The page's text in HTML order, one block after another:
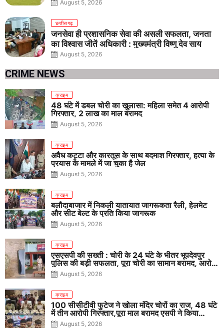
August 5, 2026
छत्तीसगढ़
जनसेवा ही प्रशासनिक सेवा की असली सफलता, जनता
का विश्वास जीतें अधिकारी : मुख्यमंत्री विष्णु देव साय
August 5, 2026
CRIME NEWS
क्राइम
48 घंटे में डबल चोरी का खुलासा: महिला समेत 4 आरोपी
गिरफ्तार, 2 लाख का माल बरामद
August 5, 2026
क्राइम
अवैध कट्टा और कारतूस के साथ बदमाश गिरफ्तार, हत्या के
प्रयास के मामले में जा चुका है जेल
August 5, 2026
क्राइम
बलौदाबाजार में निकली यातायात जागरूकता रैली, हेलमेट
और सीट बेल्ट के प्रति किया जागरूक
August 5, 2026
क्राइम
एसएसपी की सख्ती : चोरी के 24 घंटे के भीतर भूपदेवपुर
पुलिस की बड़ी सफलता, पूरा चोरी का सामान बरामद, आरोपी
गिरफ्तार
August 5, 2026
क्राइम
100 सीसीटीवी फुटेज ने खोला मंदिर चोरों का राज, 48 घंटे
में तीन आरोपी गिरफ्तार,पूरा माल बरामद एसपी ने किया
खुलासाAugust 5, 2026